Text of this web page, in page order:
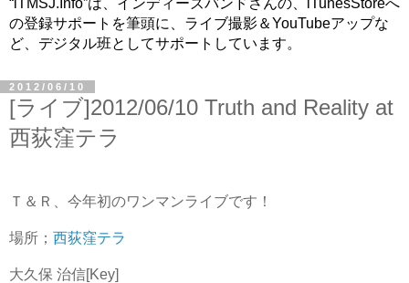
“iTMSJ.Info”は、インディーズバンドさんの、iTunesStoreへ
の登録サポートを筆頭に、ライブ撮影＆YouTubeアップな
ど、デジタル班としてサポートしています。
2012/06/10
[ライブ]2012/06/10 Truth and Reality at
西荻窪テラ
Ｔ＆Ｒ、今年初のワンマンライブです！
場所； 西荻窪テラ
大久保 治信[Key]